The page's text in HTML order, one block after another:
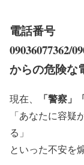
電話番号
09036077362/
からの危険な
現在、 「警察」
「あなたに容
る」
といった不安を